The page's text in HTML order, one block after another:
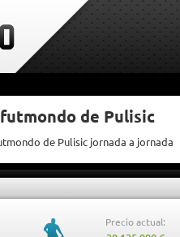
de Pulisic
de Pulisic jornada a jornada
Precio actual: